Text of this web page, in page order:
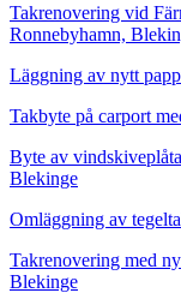
Takrenovering vid
Ronnebyhamn,
Läggning av nytt
Takbyte på carport
Byte av
Blekinge
Omläggning av
Takrenovering med
Blekinge